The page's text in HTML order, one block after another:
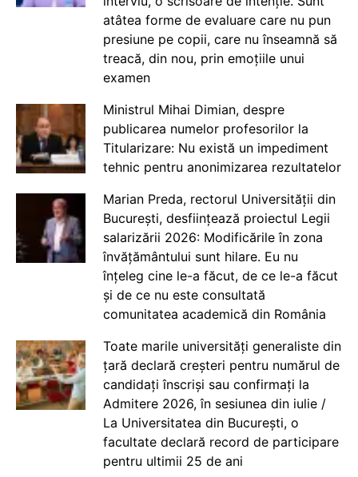
atâtea forme de evaluare care nu pun
presiune pe copii, care nu înseamnă să
treacă, din nou, prin emoțiile unui
examen
Ministrul Mihai Dimian, despre
publicarea numelor profesorilor la
Titularizare: Nu există un impediment
tehnic pentru anonimizarea rezultatelor
Marian Preda, rectorul Universității din
București, desființează proiectul Legii
salarizării 2026: Modificările în zona
învățământului sunt hilare. Eu nu
înțeleg cine le-a făcut, de ce le-a făcut
și de ce nu este consultată
comunitatea academică din România
Toate marile universități generaliste din
țară declară creșteri pentru numărul de
candidați înscriși sau confirmați la
Admitere 2026, în sesiunea din iulie /
La Universitatea din București, o
facultate declară record de participare
pentru ultimii 25 de ani